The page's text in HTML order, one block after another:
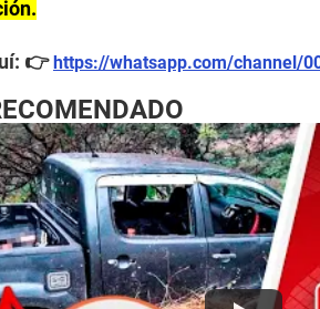
👉https://whatsapp.com/channel/